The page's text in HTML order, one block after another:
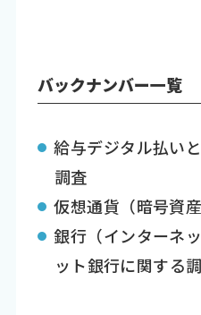
バックナンバー一覧
給与デジタル払い
調査
仮想通貨（暗号資
銀行（インターネ
ット銀行に関する